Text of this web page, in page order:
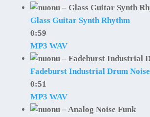
Glass Guitar Synth Rhythm
0:59
MP3 WAV
Fadeburst Industrial Drum Noise
0:51
MP3 WAV